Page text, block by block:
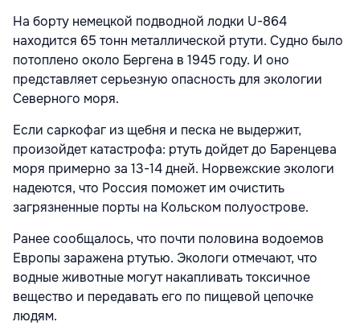
На борту немецкой подводной лодки U-864
находится 65 тонн металлической ртути. Судно было
потоплено около Бергена в 1945 году. И оно
представляет серьезную опасность для экологии
Северного моря.
Если саркофаг из щебня и песка не выдержит,
произойдет катастрофа: ртуть дойдет до Баренцева
моря примерно за 13-14 дней. Норвежские экологи
надеются, что Россия поможет им очистить
загрязненные порты на Кольском полуострове.
Ранее сообщалось, что почти половина водоемов
Европы заражена ртутью. Экологи отмечают, что
водные животные могут накапливать токсичное
вещество и передавать его по пищевой цепочке
людям.